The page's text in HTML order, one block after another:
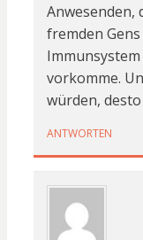
Anwesenden,
fremden
vorkomme.
würden,
ANTWORTEN